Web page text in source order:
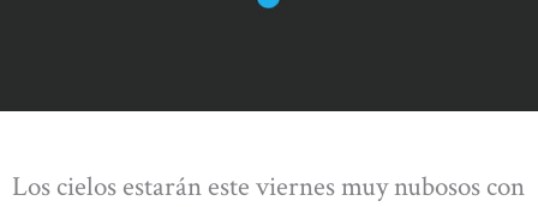
Los cielos estarán este viernes muy nubosos con